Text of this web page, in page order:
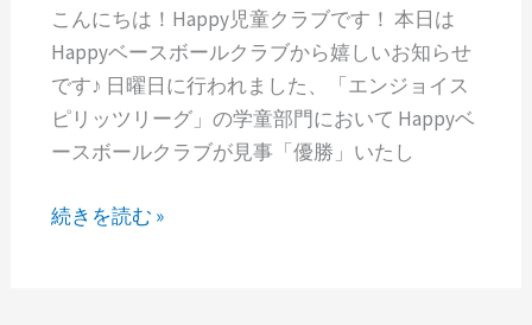
こんにちは！Happy児童クラブです！ 本日は
Happyベースボールクラブから嬉しいお知らせ
です♪ 日曜日に行われました、「エンジョイス
ピリッツリーグ」の学童部門において Happyベ
ースボールクラブが見事「優勝」いたし
続きを読む »